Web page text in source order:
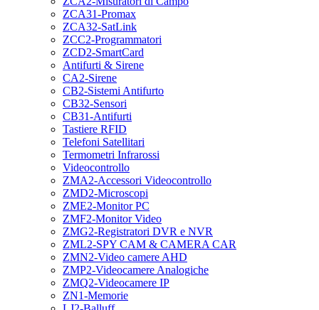
ZCA31-Promax
ZCA32-SatLink
ZCC2-Programmatori
ZCD2-SmartCard
Antifurti & Sirene
CA2-Sirene
CB2-Sistemi Antifurto
CB32-Sensori
CB31-Antifurti
Tastiere RFID
Telefoni Satellitari
Termometri Infrarossi
Videocontrollo
ZMA2-Accessori Videocontrollo
ZMD2-Microscopi
ZME2-Monitor PC
ZMF2-Monitor Video
ZMG2-Registratori DVR e NVR
ZML2-SPY CAM & CAMERA CAR
ZMN2-Video camere AHD
ZMP2-Videocamere Analogiche
ZMQ2-Videocamere IP
ZN1-Memorie